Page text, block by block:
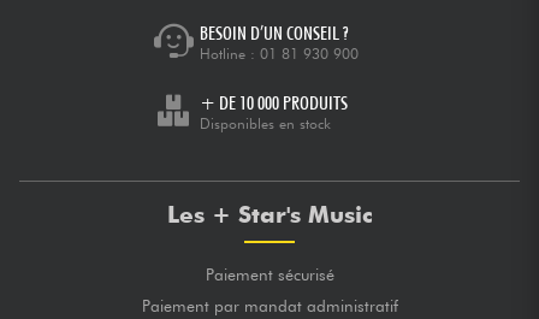
Voir nos marques
BESOIN D’UN CONSEIL ?
Hotline : 01 81 930 900
+ DE 10 000 PRODUITS
Disponibles en stock
Les + Star's Music
Paiement sécurisé
Paiement par mandat administratif